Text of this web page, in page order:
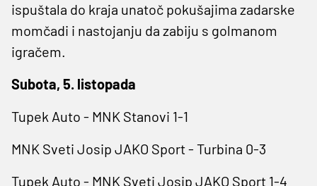
ispuštala do kraja unatoč pokušajima zadarske
momčadi i nastojanju da zabiju s golmanom
igračem.
Subota, 5. listopada
Tupek Auto - MNK Stanovi 1-1
MNK Sveti Josip JAKO Sport - Turbina 0-3
Tupek Auto - MNK Sveti Josip JAKO Sport 1-4